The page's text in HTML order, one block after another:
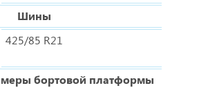
Шины
425/85 R21
бортовой платформы